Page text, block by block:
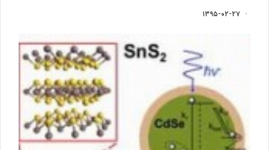
۱۳۹۵-۰۲-۲۷